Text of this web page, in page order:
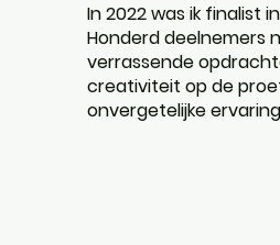
In 2022 was ik finalist
Honderd deelnemers
verrassende
creativiteit op de
onvergetelijke